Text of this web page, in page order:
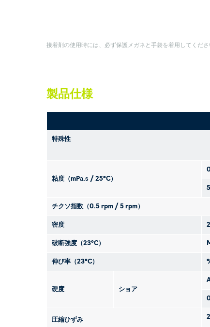
接着剤の使用時には、必ず保護メガネと手袋を着用してくださ
製品仕様
特殊性
粘度（mPa.s / 25°C）
チクソ指数（0.5 rpm / 5 rpm）
密度
破断強度（23°C）
伸び率（23°C）
硬度 ショア
圧縮ひずみ